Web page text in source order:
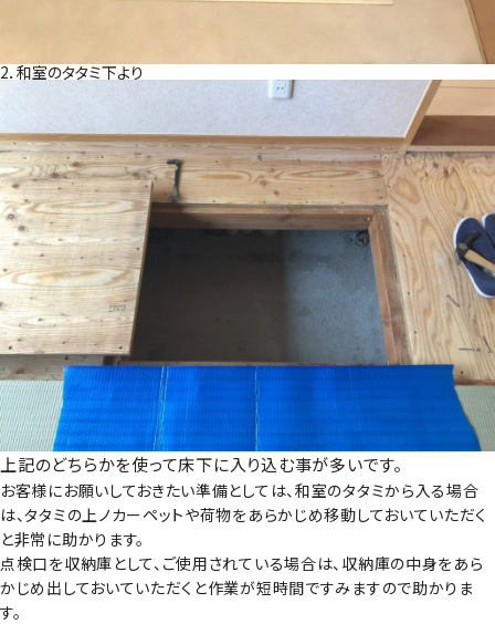
2．和室のタタミ下より
上記のどちらかを使って床下に入り込む事が多いです。
お客様にお願いしておきたい準備としては、和室のタタミから入る場合
は、タタミの上ノカーペットや荷物をあらかじめ移動しておいていただく
と非常に助かります。
点検口を収納庫として、ご使用されている場合は、収納庫の中身をあら
かじめ出しておいていただくと作業が短時間ですみますので助かりま
す。